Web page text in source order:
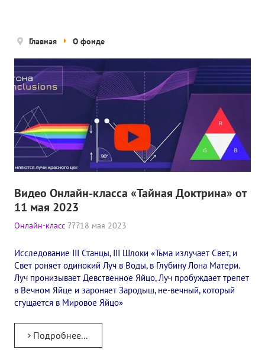
Концепция деятельности
Нам помогают
Публичная оферта
Политика конфиденциальности
ПРОЕКТЫ
🌟 Детский проект «БЕЛЫЕ ЯГУАРЫ»
✔️ Заказать мероприятие
✔️ Заказать книги/журналы
Международный научно-исследовательский Центр, им. Е.П.
Международное теософское издательство «Альбатрос»
Межрегиональные теософские семинары России. Теософский
Главная О фонде
Видео Онлайн-класса «Тайная Доктрина» от
11 мая 2023
Онлайн-класс 18 мая 2023
Исследование III Станцы, III Шлоки «Тьма излучает Свет, и
Свет роняет одинокий Луч в Воды, в Глубину Лона Матери.
Луч пронизывает Девственное Яйцо, Луч пробуждает трепет
в Вечном Яйце и зароняет Зародыш, не-вечный, который
сгущается в Мировое Яйцо»
Подробнее...